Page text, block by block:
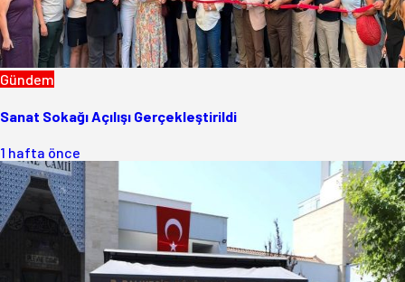
Gündem
Sanat Sokağı Açılışı Gerçekleştirildi
1 hafta önce